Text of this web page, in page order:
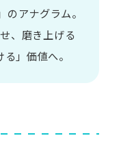
アナグラム。
、 磨き上げる​
」価値へ。​